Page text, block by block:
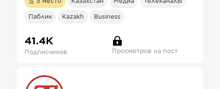
Паблик Kazakh Business
41.4К
Подписчиков Просмотров на пост